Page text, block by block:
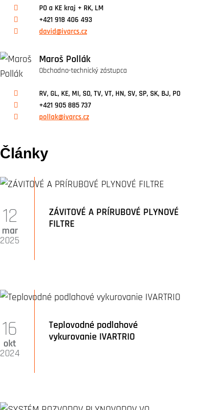
PO a KE kraj + RK, LM
+421 918 406 493
david@ivarcs.cz
Maroš Pollák
Obchodno-technický zástupca
RV, GL, KE, MI, SO, TV, VT, HN, SV, SP, SK, BJ, PO
+421 905 885 737
pollak@ivarcs.cz
Články
ZÁVITOVÉ A PRÍRUBOVÉ PLYNOVÉ
FILTRE
12
mar
2025
Teplovodné podlahové
vykurovanie IVARTRIO
16
okt
2024